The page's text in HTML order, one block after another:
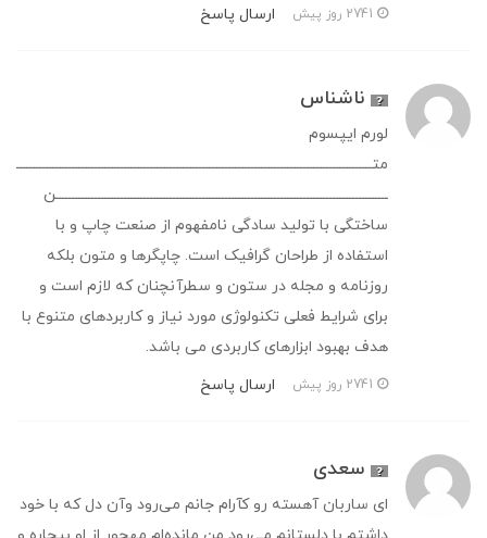
ارسال پاسخ
ناشناس
لورم ایپسوم
متـــــــــــــــــــــــــــــــــــــــــــــــــــــــــــــــــــــــــــــــــــــــــــــــــــــــــــــ
ــــــــــــــــــــــــــــــــــــــــــــــــــــــــــــــــــــــــــــــــــــــــــــــــــــــن
ساختگی با تولید سادگی نامفهوم از صنعت چاپ و با
استفاده از طراحان گرافیک است. چاپگرها و متون بلکه
روزنامه و مجله در ستون و سطرآنچنان که لازم است و
برای شرایط فعلی تکنولوژی مورد نیاز و کاربردهای متنوع با
هدف بهبود ابزارهای کاربردی می باشد.
ارسال پاسخ
سعدی
ای ساربان آهسته رو کآرام جانم می‌رود وآن دل که با خود